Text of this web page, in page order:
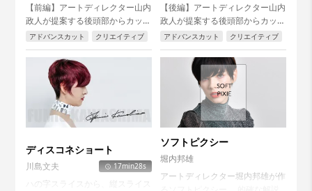
【前編】アートディレクター山内
政人が提案する後頭部からカット
していくハイレイヤーカットはデ
ザインとしても機能的にも優れた
テクニック。今回は同じテクニッ
クを使って4つのスタイル展開を
見せてくれます。...
アドバンスカット クリエイティブ
【後編】アートディレクター山内
政人が提案する後頭部からカット
していくハイレイヤーカットはデ
ザインとしても機能的にも優れた
テクニック。今回は同じテクニッ
クを使って4つのスタイル展開を
見せてくれます。...
アドバンスカット クリエイティブ
ディスコネショート
川島文夫 17min28s
ハの字スライスから、縦スライス
ソフトピクシー
堀内邦雄
アートディレクター堀内邦雄が作